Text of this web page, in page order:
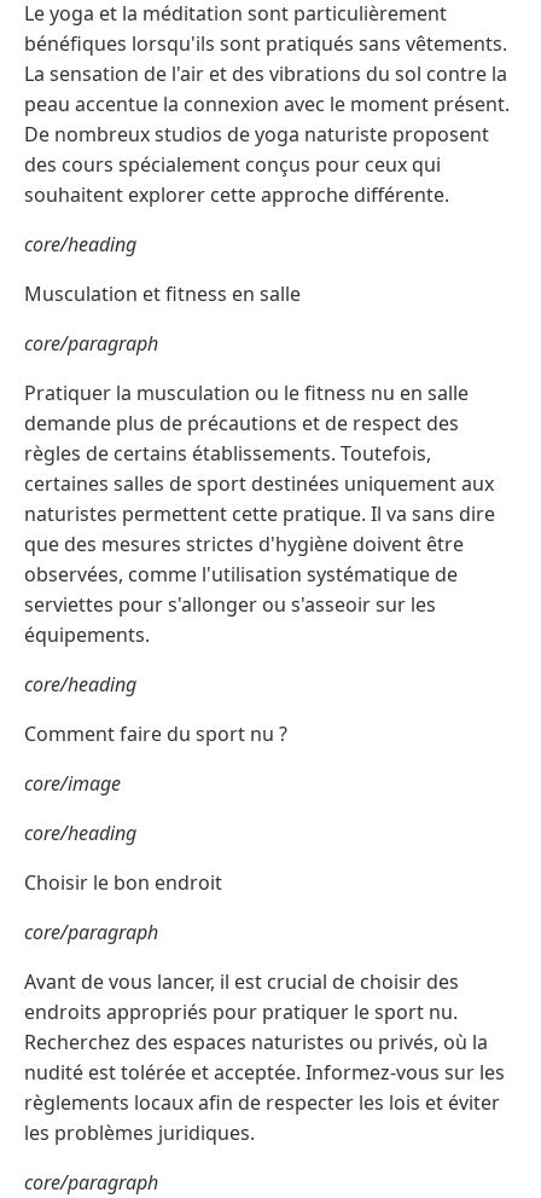
Le yoga et la méditation sont particulièrement
bénéfiques lorsqu'ils sont pratiqués sans vêtements.
La sensation de l'air et des vibrations du sol contre la
peau accentue la connexion avec le moment présent.
De nombreux studios de yoga naturiste proposent
des cours spécialement conçus pour ceux qui
souhaitent explorer cette approche différente.
core/heading
Musculation et fitness en salle
core/paragraph
Pratiquer la musculation ou le fitness nu en salle
demande plus de précautions et de respect des
règles de certains établissements. Toutefois,
certaines salles de sport destinées uniquement aux
naturistes permettent cette pratique. Il va sans dire
que des mesures strictes d'hygiène doivent être
observées, comme l'utilisation systématique de
serviettes pour s'allonger ou s'asseoir sur les
équipements.
core/heading
Comment faire du sport nu ?
core/image
core/heading
Choisir le bon endroit
core/paragraph
Avant de vous lancer, il est crucial de choisir des
endroits appropriés pour pratiquer le sport nu.
Recherchez des espaces naturistes ou privés, où la
nudité est tolérée et acceptée. Informez-vous sur les
règlements locaux afin de respecter les lois et éviter
les problèmes juridiques.
core/paragraph